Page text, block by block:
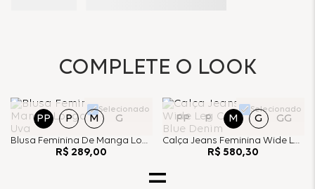
COMPLETE O LOOK
Selecionado
PP P M G
Blusa Feminina De Manga Longa Babados - Uva
R$ 289,00
Selecionado
PP P M G GG
Calça Jeans Feminina Wide Leg Com Pesponto - Blue Denim
R$ 580,30